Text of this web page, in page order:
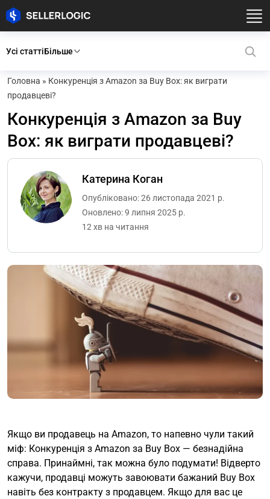
Усі статтіБільше
Головна » Конкуренція з Amazon за Buy Box: як виграти
продавцеві?
Конкуренція з Amazon за Buy
Box: як виграти продавцеві?
Катерина Коган
Опубліковано: 26 листопада 2021 р.
Оновлено: 9 липня 2025 р.
12 хв на читання
Якщо ви продавець на Amazon, то напевно чули такий
міф: Конкуренція з Amazon за Buy Box — безнадійна
справа. Принаймні, так можна було подумати! Відверто
кажучи, продавці можуть завоювати бажаний Buy Box
навіть без контракту з продавцем. Якщо для вас це